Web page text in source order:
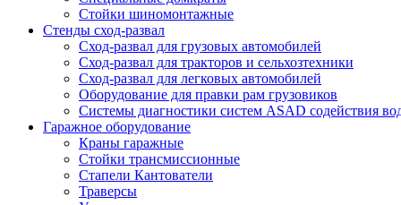
Стойки шиномонтажные
Стенды сход-развал
Сход-развал для грузовых автомобилей
Сход-развал для тракторов и сельхозтехники
Сход-развал для легковых автомобилей
Оборудование для правки рам грузовиков
Системы диагностики систем ASAD содействия
Гаражное оборудование
Краны гаражные
Стойки трансмиссионные
Стапели Кантователи
Траверсы